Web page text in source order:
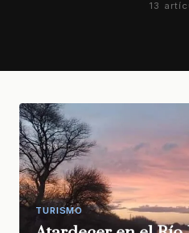
13
TURISMO